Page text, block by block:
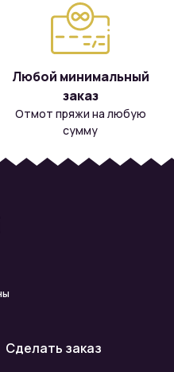
Любой минимальный
заказ
Отмот пряжи на любую
сумму
Сделать заказ